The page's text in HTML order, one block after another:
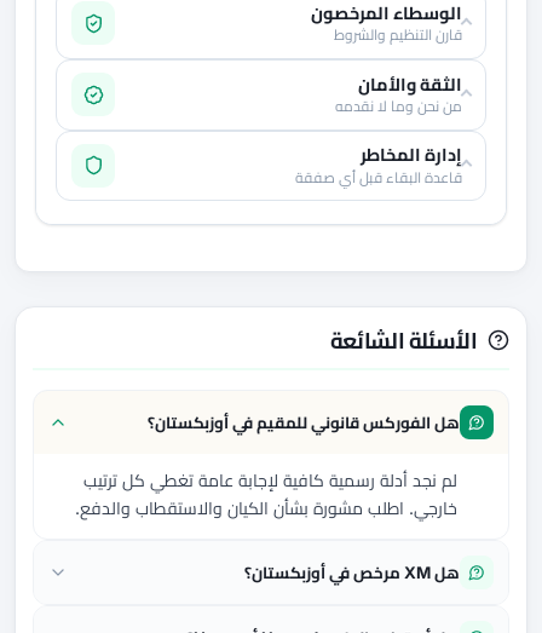
الوسطاء المرخصون
قارن التنظيم والشروط
الثقة والأمان
من نحن وما لا نقدمه
إدارة المخاطر
قاعدة البقاء قبل أي صفقة
الأسئلة الشائعة
هل الفوركس قانوني للمقيم في أوزبكستان؟
لم نجد أدلة رسمية كافية لإجابة عامة تغطي كل ترتيب
خارجي. اطلب مشورة بشأن الكيان والاستقطاب والدفع.
هل XM مرخص في أوزبكستان؟